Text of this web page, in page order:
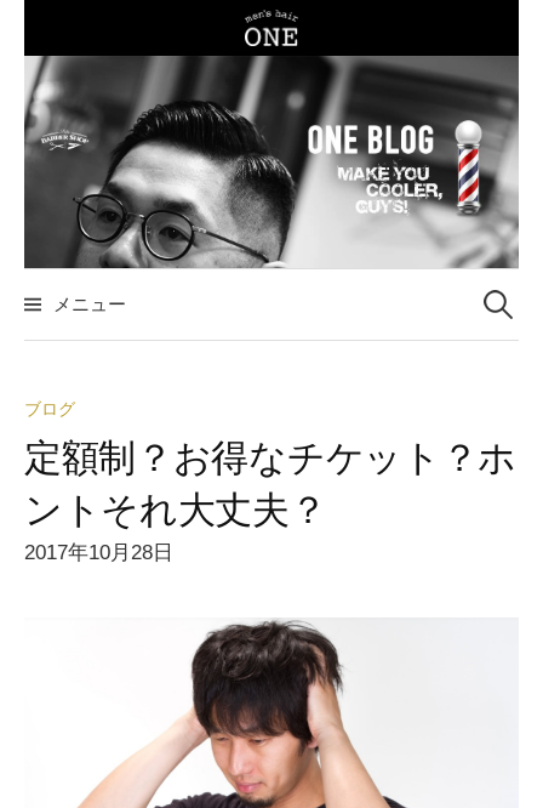
テ
ン
ツ
プ
メニュー 検
ブログ
定額制？お得なチケット？ホ
ントそれ大丈夫？
2017年10月28日